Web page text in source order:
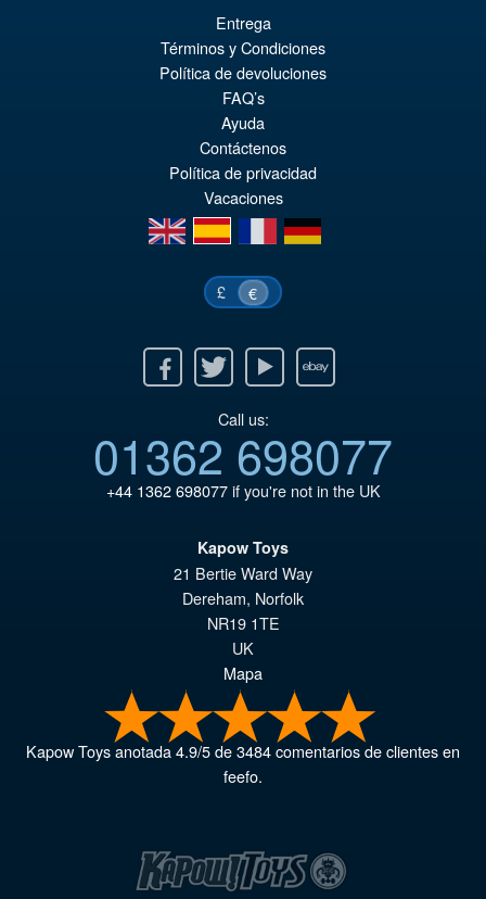
Entrega
Términos y Condiciones
Política de devoluciones
FAQ’s
Ayuda
Contáctenos
Política de privacidad
Vacaciones
en
es fr de
£ €
Twitter Youtube Ebay
Call us:
01362 698077
+44 1362 698077if you're not in the UK
Kapow Toys
21 Bertie Ward Way
Dereham, Norfolk
NR19 1TE
UK
Mapa
Kapow Toysanotada4.9/5de3484comentarios de clientes en
feefo.